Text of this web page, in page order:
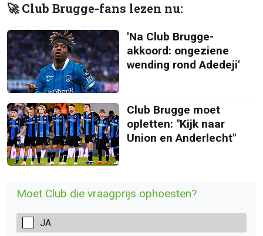
🚀 Club Brugge-fans lezen nu:
'Na Club Brugge-
akkoord: ongeziene
wending rond Adedeji'
Club Brugge moet
opletten: "Kijk naar
Union en Anderlecht"
Moet Club die vraagprijs ophoesten?
JA